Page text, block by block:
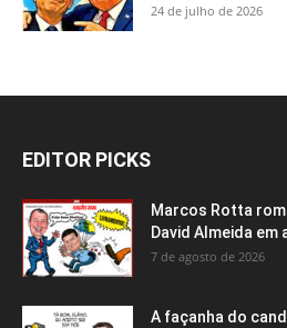
24 de julho de 2026
EDITOR PICKS
Marcos Rotta
David Almeida
7 de agosto de 2026
A façanha do